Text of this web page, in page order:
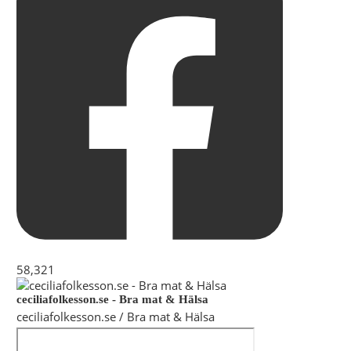
58,321
ceciliafolkesson.se - Bra mat & Hälsa
ceciliafolkesson.se / Bra mat & Hälsa